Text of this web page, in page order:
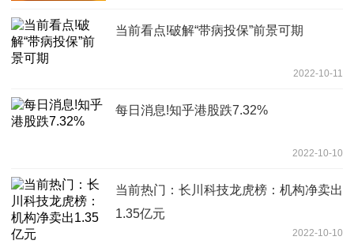
当前看点!破解“带病投保”前景可期
2022-10-11
每日消息!知乎港股跌7.32%
2022-10-10
当前热门：长川科技龙虎榜：机构净卖出
1.35亿元
2022-10-10